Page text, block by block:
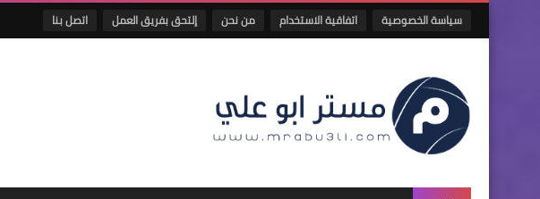
سياسة الخصوصية اتفاقية الاستخدام من نحن إلتحق بفريق العمل اتصل بنا